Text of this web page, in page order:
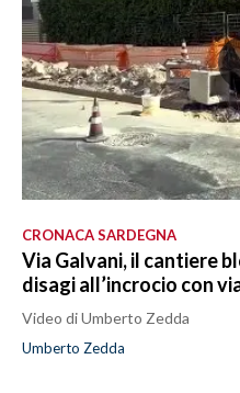
CRONACA SARDEGNA
Via Galvani, il cantiere
disagi all’incrocio con
Video di Umberto Zedda
Umberto Zedda